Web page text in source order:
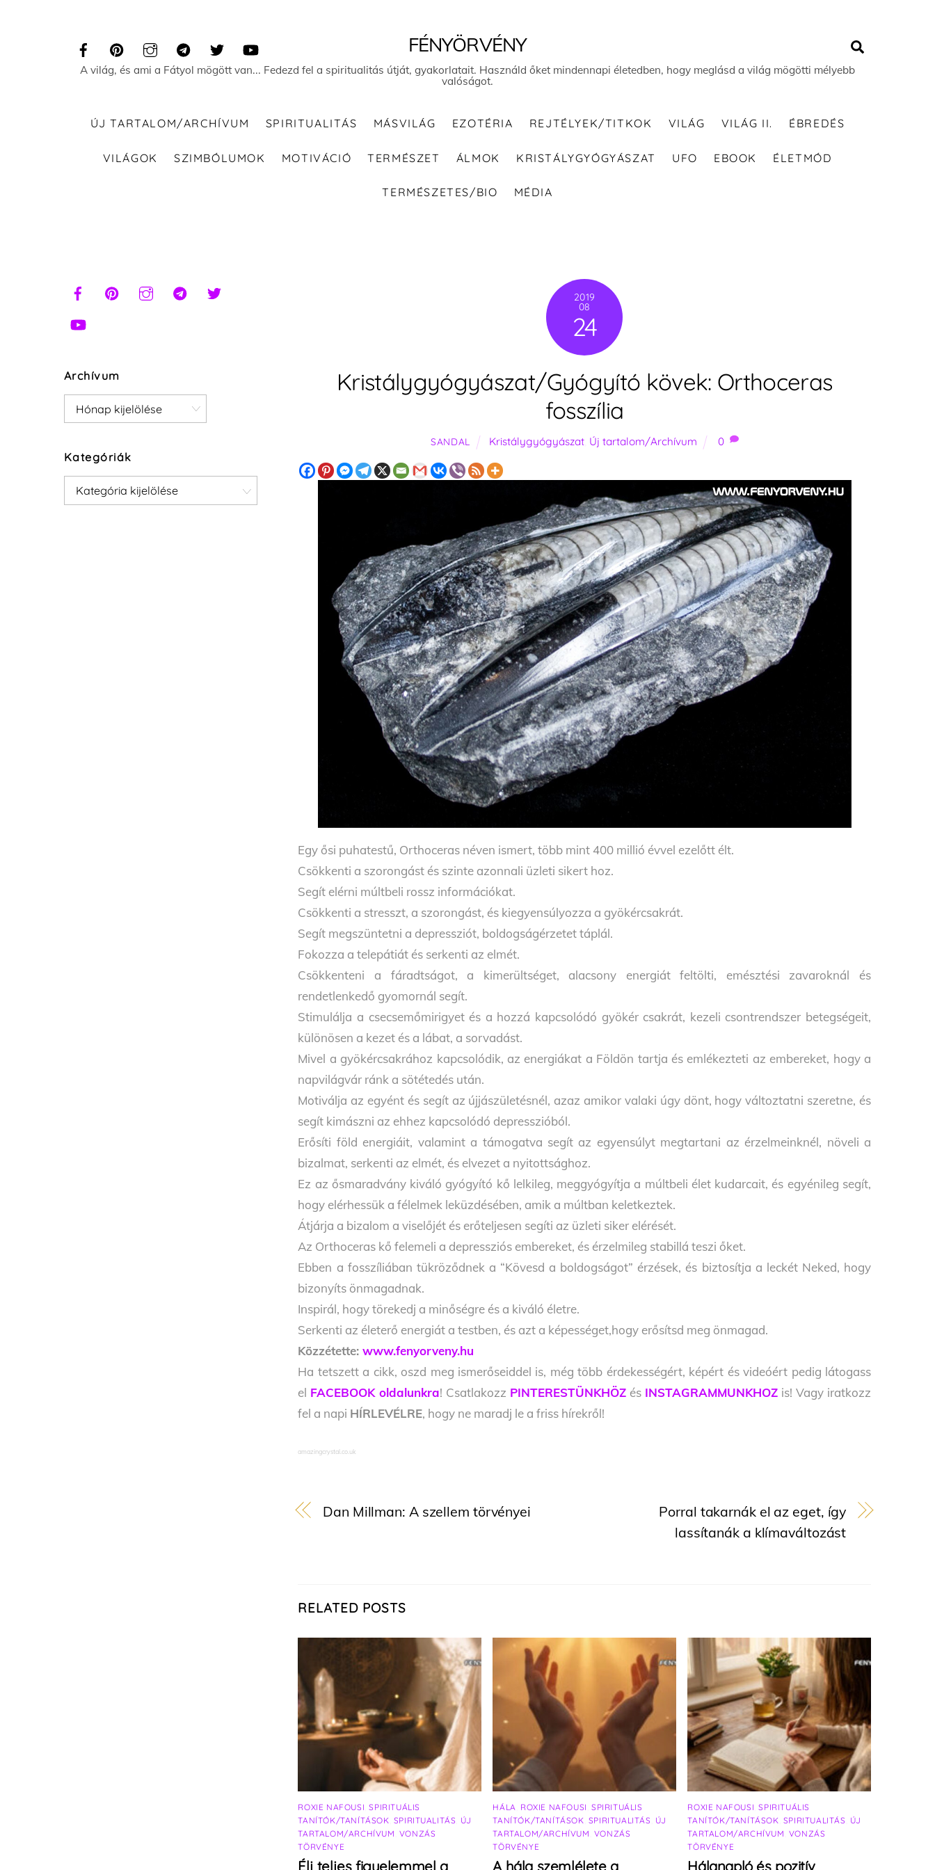
FÉNYÖRVÉNY
A világ, és ami a Fátyol mögött van... Fedezd fel a spiritualitás útját, gyakorlatait. Használd őket mindennapi életedben, hogy meglásd a világ mögötti mélyebb
valóságot.
ÚJ TARTALOM/ARCHÍVUM SPIRITUALITÁS MÁSVILÁG EZOTÉRIA REJTÉLYEK/TITKOK VILÁG VILÁG II. ÉBREDÉS
VILÁGOK SZIMBÓLUMOK MOTIVÁCIÓ TERMÉSZET ÁLMOK KRISTÁLYGYÓGYÁSZAT UFO EBOOK ÉLETMÓD
TERMÉSZETES/BIO MÉDIA
2019
08
24
Kristálygyógyászat/Gyógyító kövek: Orthoceras
fosszília
SANDAL Kristálygyógyászat, Új tartalom/Archívum 0
Egy ősi puhatestű, Orthoceras néven ismert, több mint 400 millió évvel ezelőtt élt.
Csökkenti a szorongást és szinte azonnali üzleti sikert hoz.
Segít elérni múltbeli rossz információkat.
Csökkenti a stresszt, a szorongást, és kiegyensúlyozza a gyökércsakrát.
Segít megszüntetni a depressziót, boldogságérzetet táplál.
Fokozza a telepátiát és serkenti az elmét.
Csökkenteni a fáradtságot, a kimerültséget, alacsony energiát feltölti, emésztési zavaroknál és
rendetlenkedő gyomornál segít.
Stimulálja a csecsemőmirigyet és a hozzá kapcsolódó gyökér csakrát, kezeli csontrendszer betegségeit,
különösen a kezet és a lábat, a sorvadást.
Mivel a gyökércsakrához kapcsolódik, az energiákat a Földön tartja és emlékezteti az embereket, hogy a
napvilágvár ránk a sötétedés után.
Motiválja az egyént és segít az újjászületésnél, azaz amikor valaki úgy dönt, hogy változtatni szeretne, és
segít kimászni az ehhez kapcsolódó depresszióból.
Erősíti föld energiáit, valamint a támogatva segít az egyensúlyt megtartani az érzelmeinknél, növeli a
bizalmat, serkenti az elmét, és elvezet a nyitottsághoz.
Ez az ősmaradvány kiváló gyógyító kő lelkileg, meggyógyítja a múltbeli élet kudarcait, és egyénileg segít,
hogy elérhessük a félelmek leküzdésében, amik a múltban keletkeztek.
Átjárja a bizalom a viselőjét és erőteljesen segíti az üzleti siker elérését.
Az Orthoceras kő felemeli a depressziós embereket, és érzelmileg stabillá teszi őket.
Ebben a fosszíliában tükröződnek a “Kövesd a boldogságot” érzések, és biztosítja a leckét Neked, hogy
bizonyíts önmagadnak.
Inspirál, hogy törekedj a minőségre és a kiváló életre.
Serkenti az életerő energiát a testben, és azt a képességet,hogy erősítsd meg önmagad.
Közzétette:www.fenyorveny.hu
Ha tetszett a cikk, oszd meg ismerőseiddel is, még több érdekességért, képért és videóért pedig látogass
el FACEBOOK oldalunkra! Csatlakozz PINTERESTÜNKHÖZ és INSTAGRAMMUNKHOZ is! Vagy iratkozz
fel a napi HÍRLEVÉLRE, hogy ne maradj le a friss hírekről!
amazingcrystal.co.uk
Dan Millman: A szellem törvényei
Porral takarnák el az eget, így
lassítanák a klímaváltozást
RELATED POSTS
ROXIE NAFOUSI ,SPIRITUÁLIS
TANÍTÓK/TANÍTÁSOK SPIRITUALITÁS ÚJ
TARTALOM/ARCHÍVUM VONZÁS
TÖRVÉNYE
Élj teljes figyelemmel a
HÁLA ROXIE NAFOUSI SPIRITUÁLIS
TANÍTÓK/TANÍTÁSOK SPIRITUALITÁS ÚJ
TARTALOM/ARCHÍVUM VONZÁS
TÖRVÉNYE
A hála szemlélete a
ROXIE NAFOUSI ,SPIRITUÁLIS
TANÍTÓK/TANÍTÁSOK SPIRITUALITÁS ÚJ
TARTALOM/ARCHÍVUM VONZÁS
TÖRVÉNYE
Hálanapló és pozitív
Archívum
Archívum
Kategóriák
Kategóriák